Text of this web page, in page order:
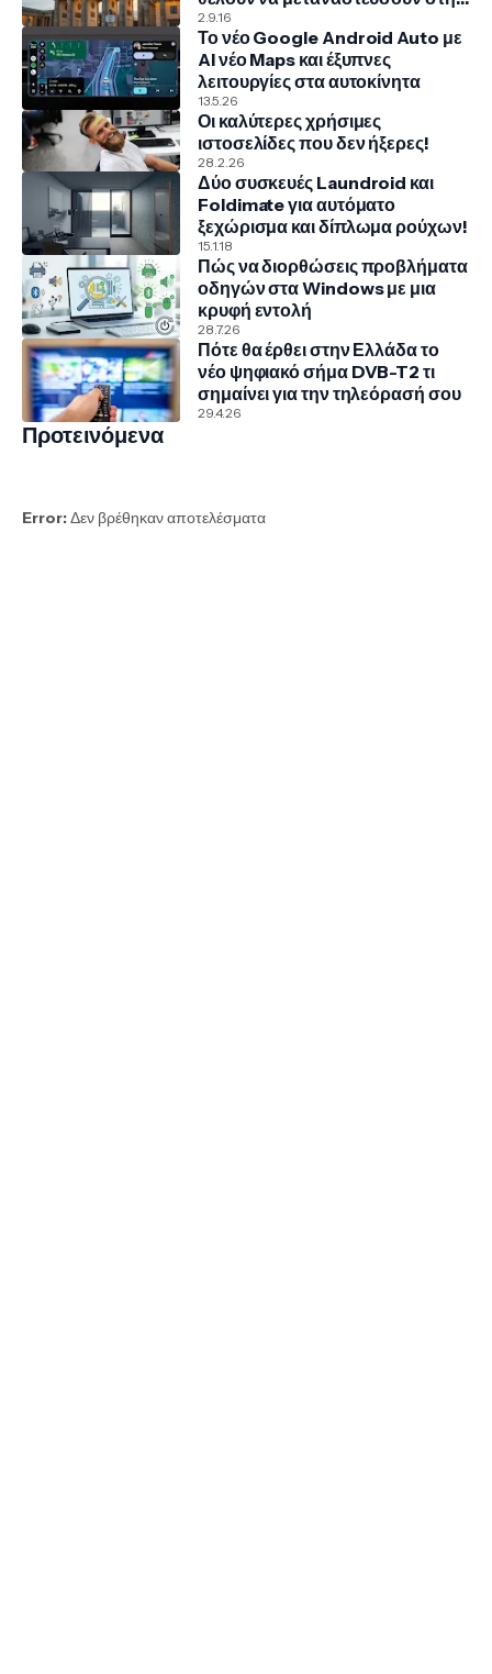
Γερμανία
2.9.16
Το νέο Google Android Auto με
AI νέο Maps και έξυπνες
λειτουργίες στα αυτοκίνητα
13.5.26
Οι καλύτερες χρήσιμες
ιστοσελίδες που δεν ήξερες!
28.2.26
Δύο συσκευές Laundroid και
Foldimate για αυτόματο
ξεχώρισμα και δίπλωμα ρούχων!
15.1.18
Πώς να διορθώσεις προβλήματα
οδηγών στα Windows με μια
κρυφή εντολή
28.7.26
Πότε θα έρθει στην Ελλάδα το
νέο ψηφιακό σήμα DVB-T2 τι
σημαίνει για την τηλεόρασή σου
29.4.26
Προτεινόμενα
Error:Δεν βρέθηκαν αποτελέσματα